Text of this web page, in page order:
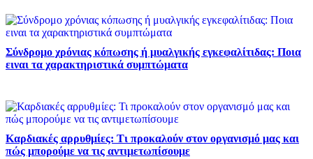
Σύνδρομο χρόνιας κόπωσης ή μυαλγικής εγκεφαλίτιδας: Ποια
ειναι τα χαρακτηριστικά συμπτώματα
Καρδιακές αρρυθμίες: Τι προκαλούν στον οργανισμό μας και
πώς μπορούμε να τις αντιμετωπίσουμε